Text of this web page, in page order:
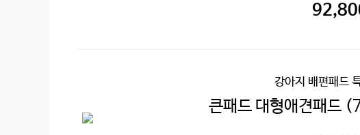
강아지 배편패드
큰패드 대형애견패드